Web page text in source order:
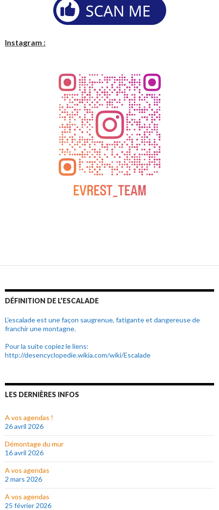
Instagram :
DÉFINITION DE L’ESCALADE
L'escalade est une façon saugrenue, fatigante et dangereuse de
franchir une montagne.
Pour la suite copiez le liens:
http://desencyclopedie.wikia.com/wiki/Escalade
LES DERNIÈRES INFOS
A vos agendas !
26 avril 2026
Démontage du mur
16 avril 2026
A vos agendas
2 mars 2026
A vos agendas
25 février 2026